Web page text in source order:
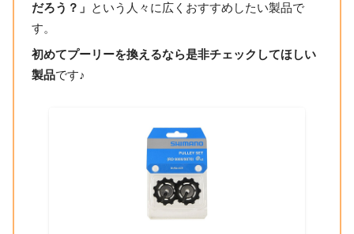
だろう？」
という人々に広くおすすめしたい製品で
す。
初めてプーリーを換えるなら是非チェックしてほしい
製品です♪